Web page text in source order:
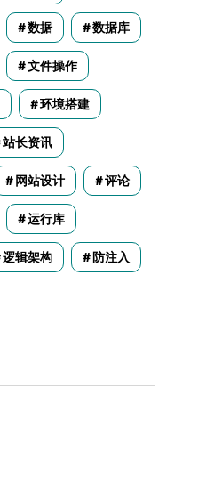
数据 数据库
文件操作
环境搭建
站长资讯
网站设计 评论
运行库
逻辑架构 防注入